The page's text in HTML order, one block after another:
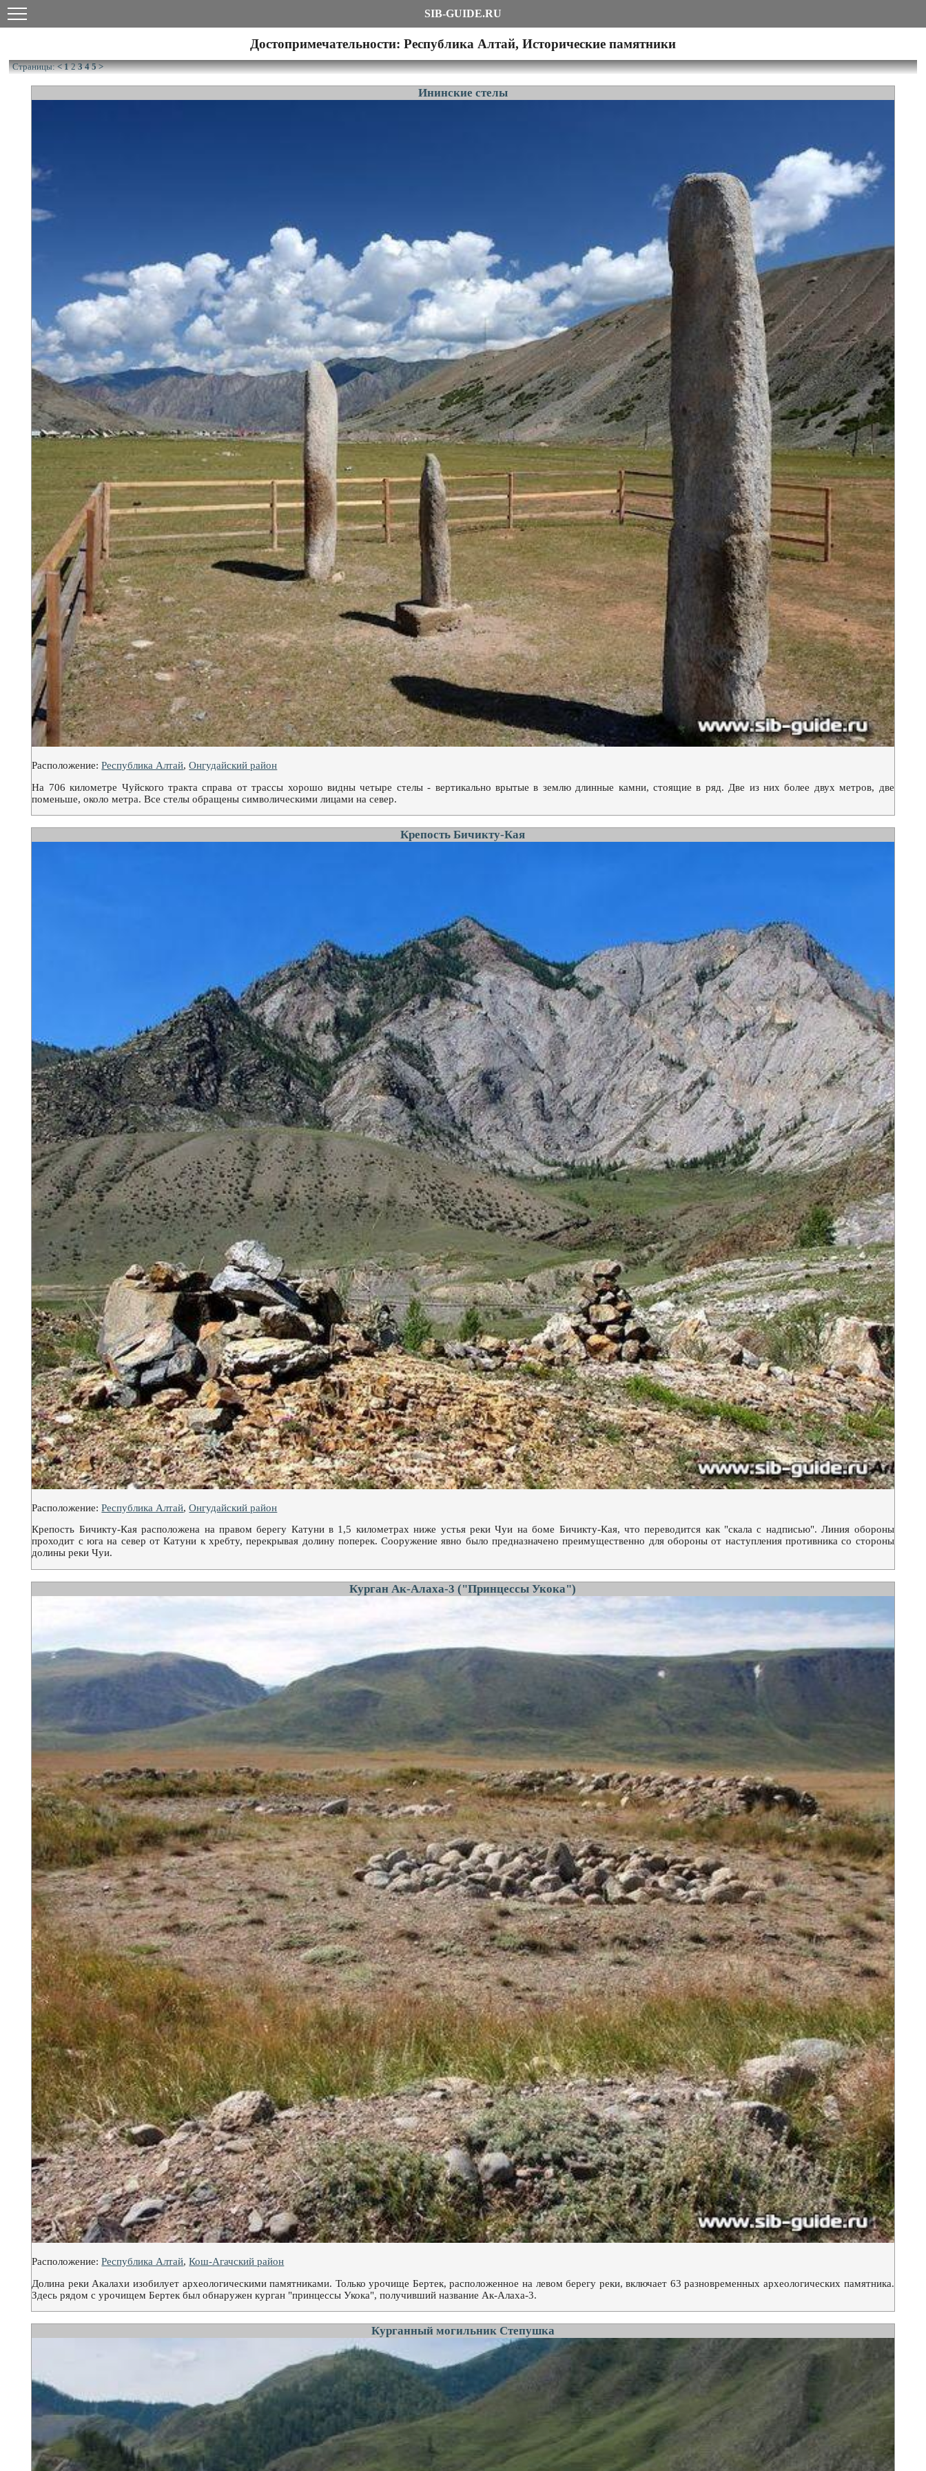
SIB-GUIDE.RU
Достопримечательности: Республика Алтай, Исторические памятники
Страницы:< 1 2 3 4 5 >
Ининские стелы
Расположение:Республика Алтай,Онгудайский район
На 706 километре Чуйского тракта справа от трассы хорошо видны четыре стелы - вертикально врытые в землю длинные камни, стоящие в ряд. Две из них более двух метров, две
поменьше, около метра. Все стелы обращены символическими лицами на север.
Крепость Бичикту-Кая
Расположение:Республика Алтай,Онгудайский район
Крепость Бичикту-Кая расположена на правом берегу Катуни в 1,5 километрах ниже устья реки Чуи на боме Бичикту-Кая, что переводится как "скала с надписью". Линия обороны
проходит с юга на север от Катуни к хребту, перекрывая долину поперек. Сооружение явно было предназначено преимущественно для обороны от наступления противника со стороны
долины реки Чуи.
Курган Ак-Алаха-3 ("Принцессы Укока")
Расположение:Республика Алтай,Кош-Агачский район
Долина реки Акалахи изобилует археологическими памятниками. Только урочище Бертек, расположенное на левом берегу реки, включает 63 разновременных археологических памятника.
Здесь рядом с урочищем Бертек был обнаружен курган "принцессы Укока", получивший название Ак-Алаха-3.
Курганный могильник Степушка